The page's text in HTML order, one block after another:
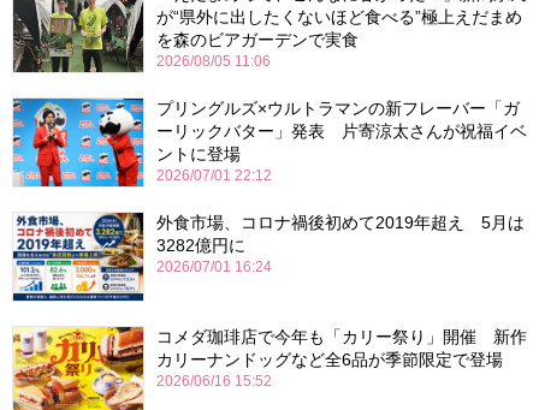
が“県外に出したくないほど食べる”極上えだまめ
を森のビアガーデンで実食
2026/08/05 11:06
プリングルズ×ウルトラマンの新フレーバー「ガ
ーリックバター」発表 片寄涼太さんが祝福イベ
ントに登場
2026/07/01 22:12
外食市場、コロナ禍後初めて2019年超え 5月は
3282億円に
2026/07/01 16:24
コメダ珈琲店で今年も「カリー祭り」開催 新作
カリーナンドッグなど全6品が季節限定で登場
2026/06/16 15:52